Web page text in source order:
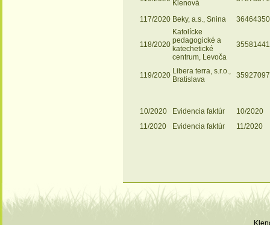
Klenová
117/2020 Beky, a.s., Snina 36464350
118/2020
Katolícke
pedagogické a
katechetické
centrum, Levoča
35581441
119/2020 Libera terra, s.r.o.,
Bratislava
35927097
10/2020 Evidencia faktúr
10/2020
11/2020
Evidencia faktúr 11/2020